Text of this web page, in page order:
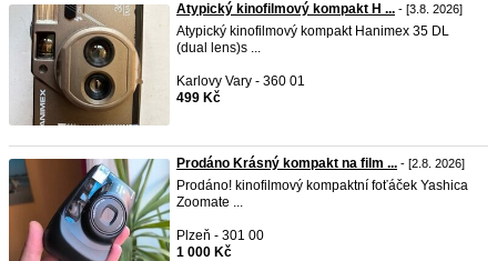
Atypický kinofilmový kompakt H ... - [3.8. 2026]
Atypický kinofilmový kompakt Hanimex 35 DL
(dual lens)s ...
Karlovy Vary - 360 01
499 Kč
Prodáno Krásný kompakt na film ... - [2.8. 2026]
Prodáno! kinofilmový kompaktní foťáček Yashica
Zoomate ...
Plzeň - 301 00
1 000 Kč